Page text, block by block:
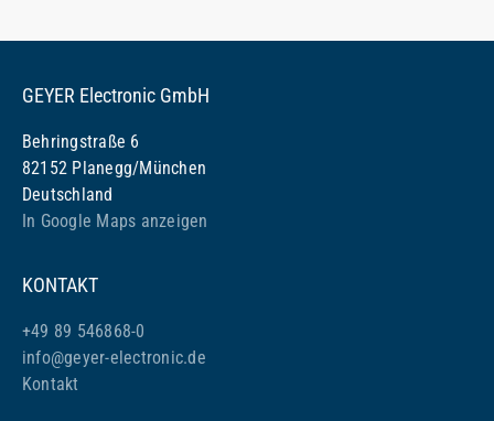
GEYER Electronic GmbH
Behringstraße 6
82152 Planegg/München
Deutschland
In Google Maps anzeigen
KONTAKT
+49 89 546868-0
info@geyer-electronic.de
Kontakt